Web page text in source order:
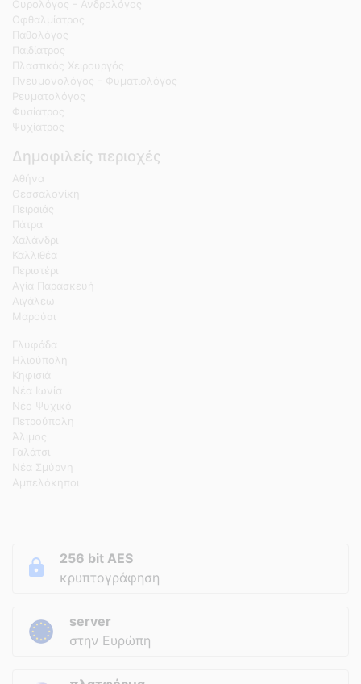
Ουρολόγος - Ανδρολόγος
Οφθαλμίατρος
Παθολόγος
Παιδίατρος
Πλαστικός Χειρουργός
Πνευμονολόγος - Φυματιολόγος
Ρευματολόγος
Φυσίατρος
Ψυχίατρος
Δημοφιλείς περιοχές
Αθήνα
Θεσσαλονίκη
Πειραιάς
Πάτρα
Χαλάνδρι
Καλλιθέα
Περιστέρι
Αγία Παρασκευή
Αιγάλεω
Μαρούσι
Γλυφάδα
Ηλιούπολη
Κηφισιά
Νέα Ιωνία
Νέο Ψυχικό
Πετρούπολη
Άλιμος
Γαλάτσι
Νέα Σμύρνη
Αμπελόκηποι
256 bit AES
κρυπτογράφηση
server
στην Ευρώπη